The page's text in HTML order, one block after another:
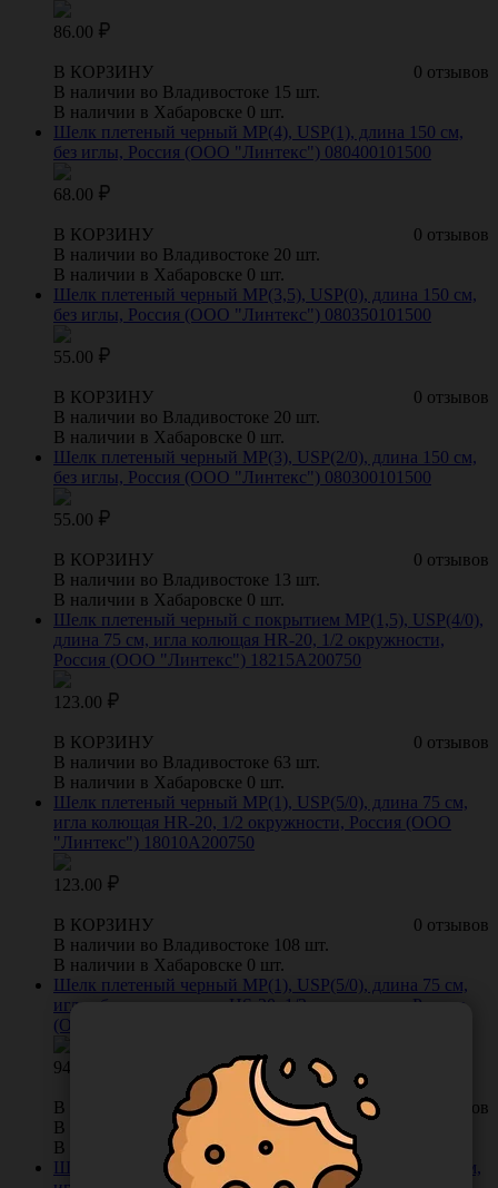
86.00
0 отзывов
В КОРЗИНУ
В наличии во Владивостоке 15 шт.
В наличии в Хабаровске 0 шт.
Шелк плетеный черный МР(4), USP(1), длина 150 см,
без иглы, Россия (ООО "Линтекс") 080400101500
68.00
0 отзывов
В КОРЗИНУ
В наличии во Владивостоке 20 шт.
В наличии в Хабаровске 0 шт.
Шелк плетеный черный МР(3,5), USP(0), длина 150 см,
без иглы, Россия (ООО "Линтекс") 080350101500
55.00
0 отзывов
В КОРЗИНУ
В наличии во Владивостоке 20 шт.
В наличии в Хабаровске 0 шт.
Шелк плетеный черный МР(3), USP(2/0), длина 150 см,
без иглы, Россия (ООО "Линтекс") 080300101500
55.00
0 отзывов
В КОРЗИНУ
В наличии во Владивостоке 13 шт.
В наличии в Хабаровске 0 шт.
Шелк плетеный черный с покрытием МР(1,5), USР(4/0),
длина 75 см, игла колющая HR-20, 1/2 окружности,
Россия (ООО "Линтекс") 18215A200750
123.00
0 отзывов
В КОРЗИНУ
В наличии во Владивостоке 63 шт.
В наличии в Хабаровске 0 шт.
Шелк плетеный черный МР(1), USР(5/0), длина 75 см,
игла колющая HR-20, 1/2 окружности, Россия (ООО
"Линтекс") 18010А200750
123.00
0 отзывов
В КОРЗИНУ
В наличии во Владивостоке 108 шт.
В наличии в Хабаровске 0 шт.
Шелк плетеный черный МP(1), USР(5/0), длина 75 см,
игла обратно-режущая HS-20, 1/2 окружности, Россия
(ООО "Линтекс") 18010В200750
94.00
0 отзывов
В КОРЗИНУ
В наличии во Владивостоке 15 шт.
В наличии в Хабаровске 0 шт.
Шелк плетеный черный МР(1,5), USР(4/0), длина 75 см,